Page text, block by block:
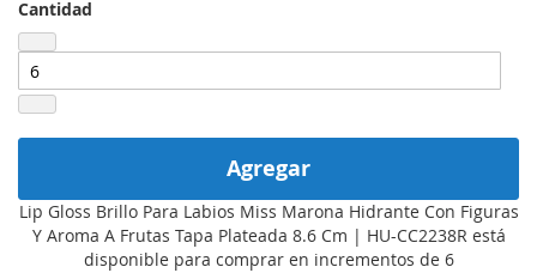
Cantidad
Agregar
Lip Gloss Brillo Para Labios Miss Marona Hidrante Con Figuras
Y Aroma A Frutas Tapa Plateada 8.6 Cm | HU-CC2238R está
disponible para comprar en incrementos de 6